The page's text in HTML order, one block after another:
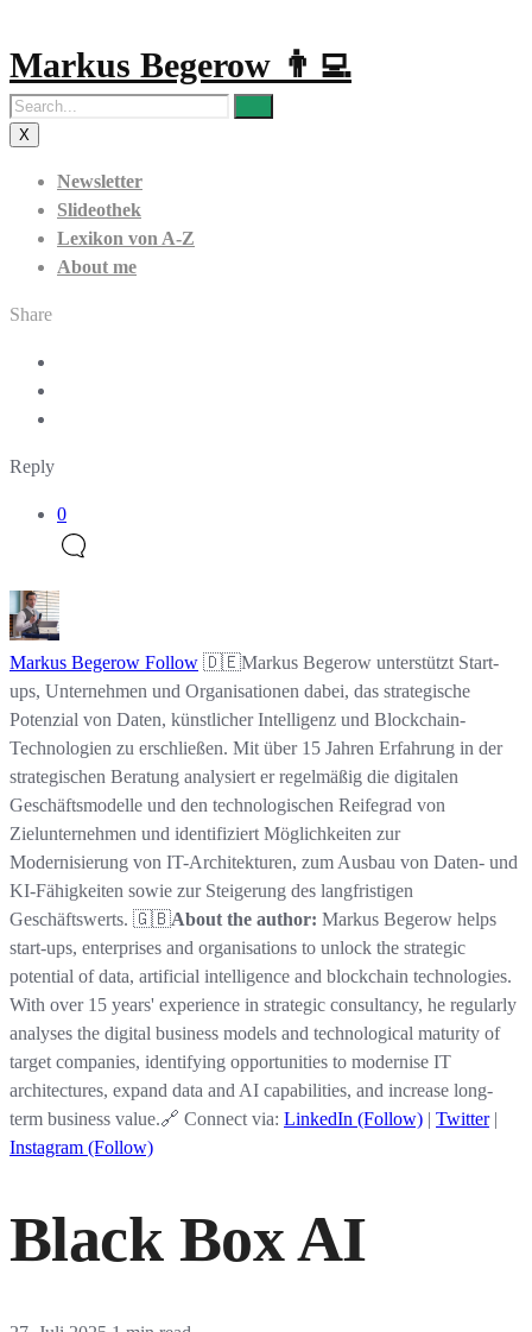
Markus Begerow 👨‍💻
X
Newsletter
Slideothek
Lexikon von A-Z
About me
Share
Reply
0
Markus Begerow Follow 🇩🇪Markus Begerow unterstützt Start-
ups, Unternehmen und Organisationen dabei, das strategische
Potenzial von Daten, künstlicher Intelligenz und Blockchain-
Technologien zu erschließen. Mit über 15 Jahren Erfahrung in der
strategischen Beratung analysiert er regelmäßig die digitalen
Geschäftsmodelle und den technologischen Reifegrad von
Zielunternehmen und identifiziert Möglichkeiten zur
Modernisierung von IT-Architekturen, zum Ausbau von Daten- und
KI-Fähigkeiten sowie zur Steigerung des langfristigen
Geschäftswerts. 🇬🇧About the author: Markus Begerow helps
start-ups, enterprises and organisations to unlock the strategic
potential of data, artificial intelligence and blockchain technologies.
With over 15 years' experience in strategic consultancy, he regularly
analyses the digital business models and technological maturity of
target companies, identifying opportunities to modernise IT
architectures, expand data and AI capabilities, and increase long-
term business value.🔗 Connect via: LinkedIn (Follow) | Twitter|
Instagram (Follow)
Black Box AI